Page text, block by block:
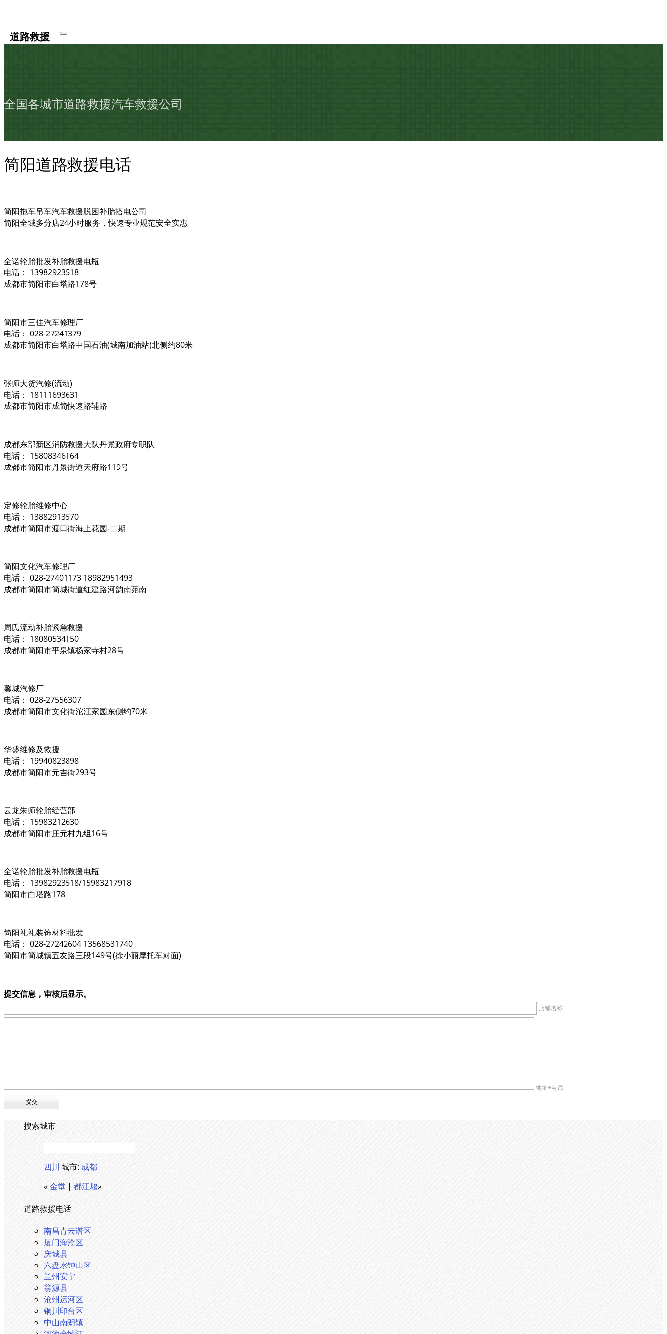
道路救援
全国各城市道路救援汽车救援公司
简阳道路救援电话
简阳拖车吊车汽车救援脱困补胎搭电公司
简阳全域多分店24小时服务，快速专业规范安全实惠
全诺轮胎批发补胎救援电瓶
电话： 13982923518
成都市简阳市白塔路178号
简阳市三佳汽车修理厂
电话： 028-27241379
成都市简阳市白塔路中国石油(城南加油站)北侧约80米
张师大货汽修(流动)
电话： 18111693631
成都市简阳市成简快速路辅路
成都东部新区消防救援大队丹景政府专职队
电话： 15808346164
成都市简阳市丹景街道天府路119号
定修轮胎维修中心
电话： 13882913570
成都市简阳市渡口街海上花园-二期
简阳文化汽车修理厂
电话： 028-27401173 18982951493
成都市简阳市简城街道红建路河韵南苑南
周氏流动补胎紧急救援
电话： 18080534150
成都市简阳市平泉镇杨家寺村28号
馨城汽修厂
电话： 028-27556307
成都市简阳市文化街沱江家园东侧约70米
华盛维修及救援
电话： 19940823898
成都市简阳市元吉街293号
云龙朱师轮胎经营部
电话： 15983212630
成都市简阳市庄元村九组16号
全诺轮胎批发补胎救援电瓶
电话： 13982923518/15983217918
简阳市白塔路178
简阳礼礼装饰材料批发
电话： 028-27242604 13568531740
简阳市简城镇五友路三段149号(徐小丽摩托车对面)
提交信息，审核后显示。
店铺名称
地址+电话
搜索城市
四川 城市: 成都
«金堂 | 都江堰»
道路救援电话
南昌青云谱区
厦门海沧区
庆城县
六盘水钟山区
兰州安宁
翁源县
沧州运河区
铜川印台区
中山南朗镇